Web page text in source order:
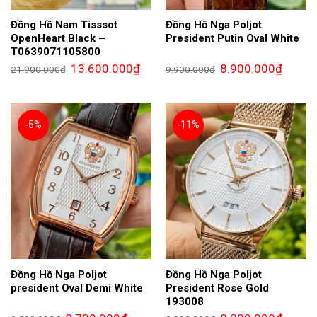
Đồng Hồ Nam Tisssot
OpenHeart Black –
T0639071105800
21.900.000₫ Giá
gốc
13.600.000₫Giá
hiện
13.600.000₫.
Đồng Hồ Nga Poljot
President Putin Oval White
9.900.000₫ Giá
gốc
8.900.000₫Giá
hiện
-5%
Đồng Hồ Nga Poljot
president Oval Demi White
-11%
Đồng Hồ Nga Poljot
President Rose Gold
193008